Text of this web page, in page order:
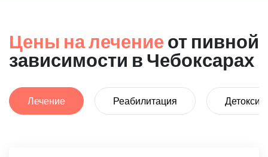
Цены на лечение от пивной
зависимости в Чебоксарах
Лечение Реабилитация